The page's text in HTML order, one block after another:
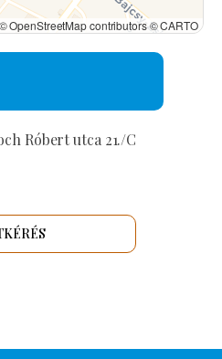
© OpenStreetMap contributors © CARTO
Róbert utca 21./C